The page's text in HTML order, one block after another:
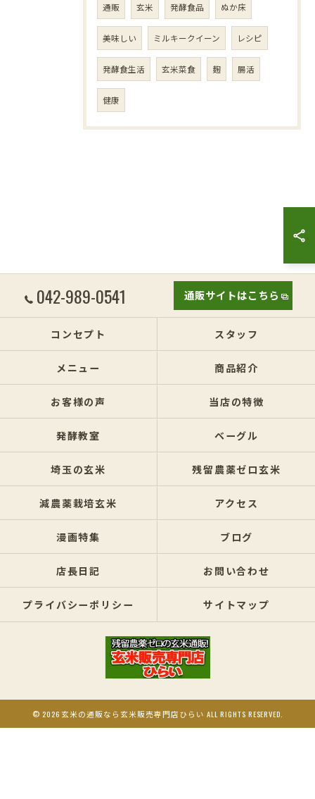
通販 玄米 発酵食品 ぬか床
美味しい ミルキークイーン レシピ
発酵食生活 玄米菜食 麹 腸活
健康
042-989-0541 通販サイトはこちら
コンセプト スタッフ
メニュー 商品紹介
お客様の声 当店の特徴
発酵教室 ベーグル
埼玉の玄米 残留農薬ゼロ玄米
減農薬栽培玄米 アクセス
漫画特集 ブログ
店長日記 お問い合わせ
プライバシーポリシー サイトマップ
© 2026 玄米の通販なら玄米販売専門店ひらい ALL RIGHTS RESERVED.